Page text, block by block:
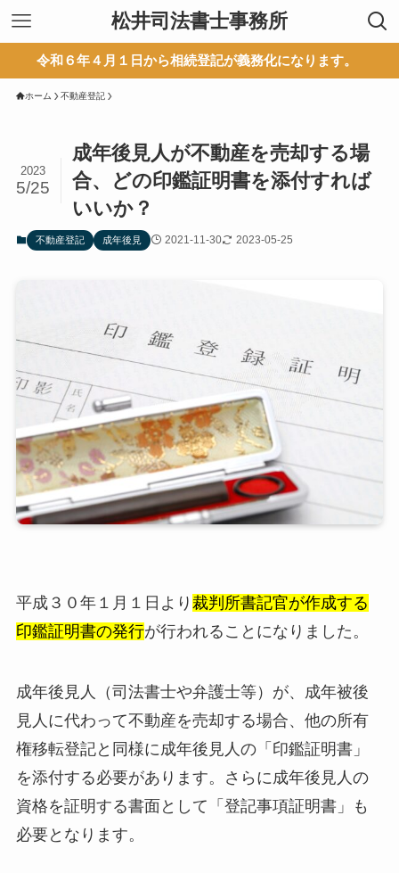
松井司法書士事務所
６年４月１日から相続登記が義務化になります。
ホーム 不動産登記
成年後見人が不動産を売却する場
合、どの印鑑証明書を添付すれば
いいか？
2023
5/25
不動産登記 成年後見 2021-11-30 2023-05-25
平成３０年１月１日より 裁判所書記官が作成する
印鑑証明書の発行が行われることになりました。
成年後見人（司法書士や弁護士等）が、成年被後
見人に代わって不動産を売却する場合、他の所有
権移転登記と同様に成年後見人の「印鑑証明書」
を添付する必要があります。さらに成年後見人の
資格を証明する書面として「登記事項証明書」も
必要となります。